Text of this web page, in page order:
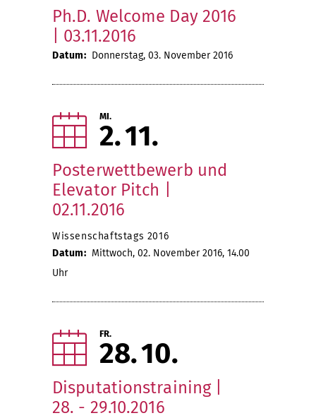
Ph.D. Welcome Day 2016
| 03.11.2016
Datum: Donnerstag, 03. November 2016
MI.
2 11
Posterwettbewerb und
Elevator Pitch |
02.11.2016
Wissenschaftstags 2016
Datum: Mittwoch, 02. November 2016, 14.00
Uhr
FR.
28 10
Disputationstraining |
28. - 29.10.2016